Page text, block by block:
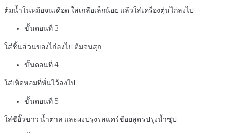
ต้มน้ำในหม้อจนเดือด ใส่เกลือเล็กน้อย แล้วใส่เครื่องตุ๋นไก่ลงไป
ขั้นตอนที่ 3
ใส่ชิ้นส่วนของไก่ลงไป ต้มจนสุก
ขั้นตอนที่ 4
ใส่เห็ดหอมที่หั่นไว้ลงไป
ขั้นตอนที่ 5
ใส่ซีอิ๊วขาว น้ำตาล และผงปรุงรสแคร์ช้อยสูตรปรุงน้ำซุป